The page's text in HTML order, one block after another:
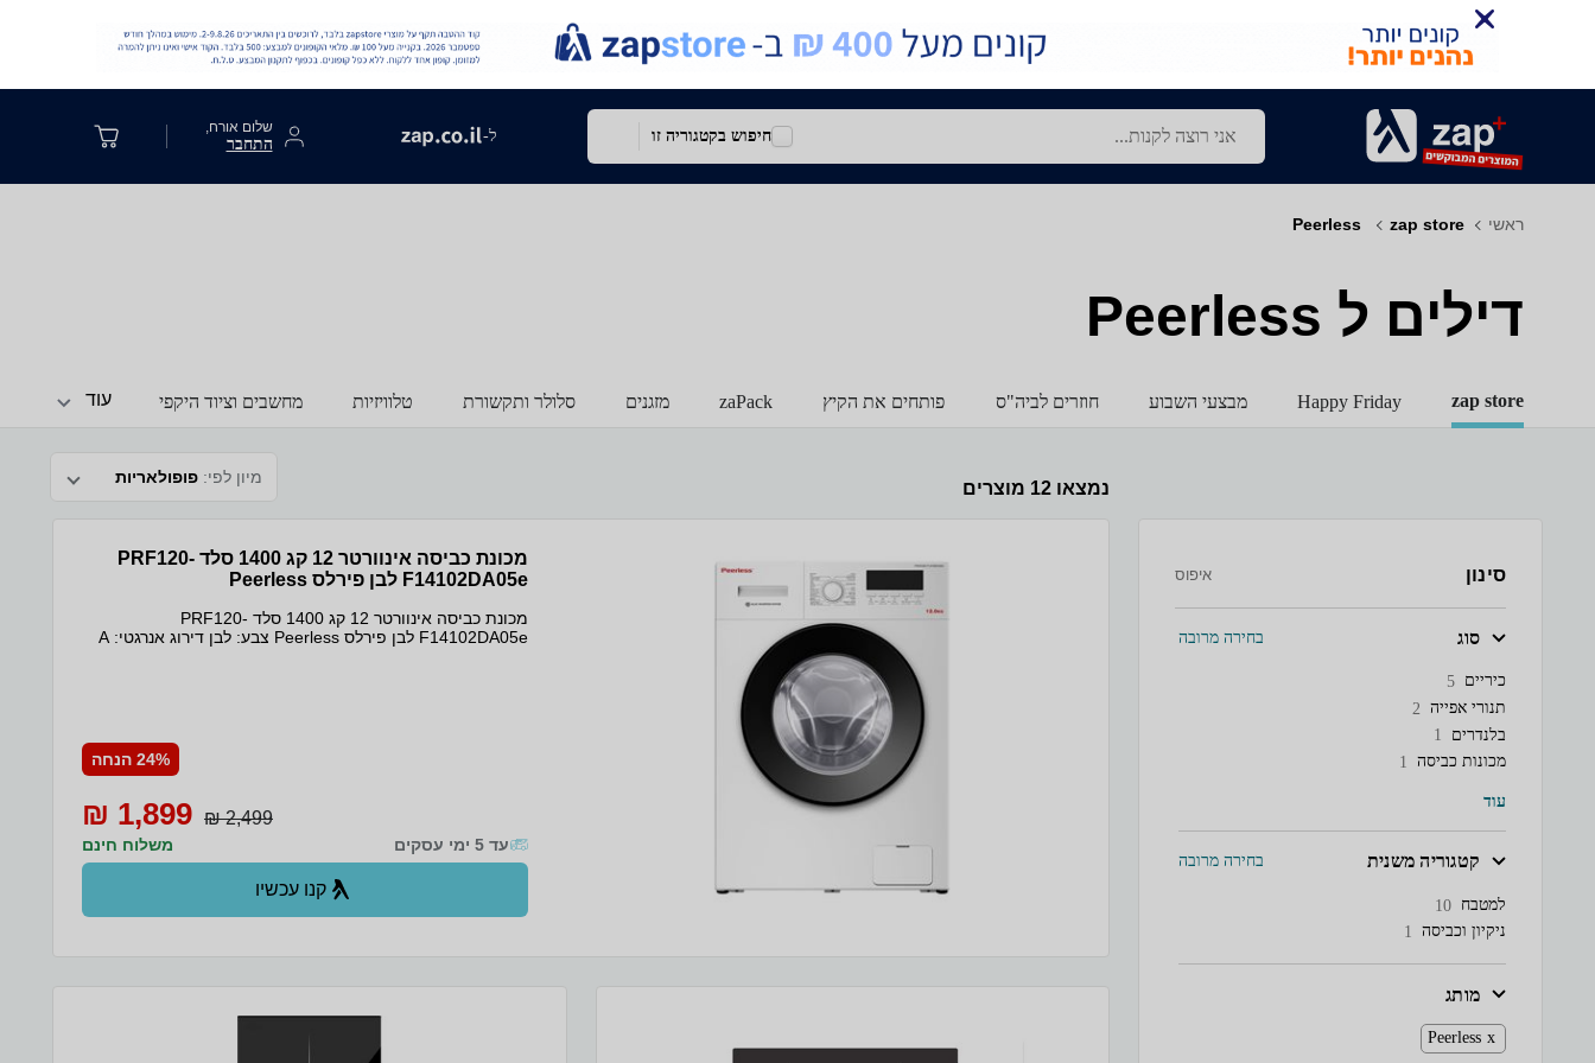
חיפוש בקטגוריה זו ל- שלום אורח,
התחבר
ראשי zap store
דילים ל‏ Peerless
zap store
Happy Friday מבצעי השבוע חוזרים לביה"ס פותחים את הקיץ zaPack מזגנים סלולר ותקשורת טלוויזיות מחשבים וציוד היקפי עוד
נמצאו 12 מוצרים
מיון לפי: פופולאריות
סינון איפוס
סוג בחירה מרובה
כיריים 5
תנורי אפייה 2
בלנדרים
1
מכונות כביסה
1
עוד
קטגוריה משנית בחירה מרובה
למטבח 10
ניקיון וכביסה 1
מותג
Peerless
מכונת כביסה אינוורטר 12 קג 1400 סלד PRF120-
F14102DA05e לבן פירלס Peerless
מכונת כביסה אינוורטר 12 קג 1400 סלד PRF120-
F14102DA05e לבן פירלס Peerless צבע: לבן דירוג אנרגטי: A
האופטימלית ביחס למשקל הכביסה ובכך יפחית רעידות והפעולה
תהיה שקטה יותר ועמידה בביצועים לאורך שנים, עם יציבות
מעורבת, תוכנית סופר מהירה ב- 18 דקות, צמר, חולצות,
24% הנחה
2,499 ₪
1,899 ₪
משלוח חינם עד 5 ימי עסקים
קנו עכשיו